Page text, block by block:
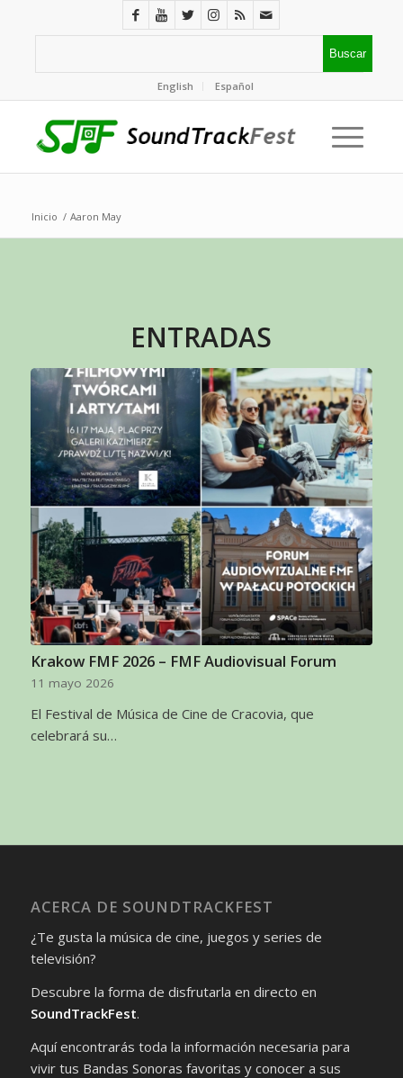
English Español
Inicio / Aaron May
ENTRADAS
Krakow FMF 2026 – FMF Audiovisual Forum
11 mayo 2026
El Festival de Música de Cine de Cracovia, que
celebrará su…
ACERCA DE SOUNDTRACKFEST
¿Te gusta la música de cine, juegos y series de
televisión?
Descubre la forma de disfrutarla en directo en
SoundTrackFest.
Aquí encontrarás toda la información necesaria para
vivir tus Bandas Sonoras favoritas y conocer a sus